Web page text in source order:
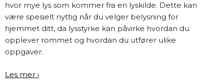
hvor mye lys som kommer fra en lyskilde. Dette kan
være spesielt nyttig når du velger belysning for
hjemmet ditt, da lysstyrke kan påvirke hvordan du
opplever rommet og hvordan du utfører ulike
oppgaver.
Lumen:
Les mer ›